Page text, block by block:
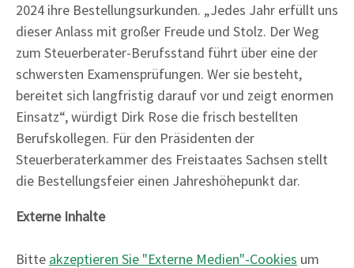
2024 ihre Bestellungsurkunden. „Jedes Jahr erfüllt uns
dieser Anlass mit großer Freude und Stolz. Der Weg
zum Steuerberater-Berufsstand führt über eine der
schwersten Examensprüfungen. Wer sie besteht,
bereitet sich langfristig darauf vor und zeigt enormen
Einsatz“, würdigt Dirk Rose die frisch bestellten
Berufskollegen. Für den Präsidenten der
Steuerberaterkammer des Freistaates Sachsen stellt
die Bestellungsfeier einen Jahreshöhepunkt dar.
Externe Inhalte
Bitte akzeptieren Sie "Externe Medien"-Cookies um